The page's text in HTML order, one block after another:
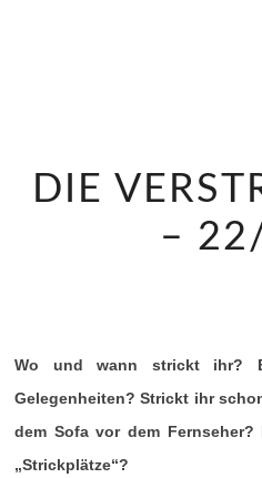
DIE
–
Wo und wann strickt ihr?
Gelegenheiten? Strickt ihr
dem Sofa vor dem
„Strickplätze“?